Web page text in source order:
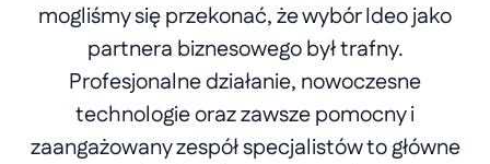
mogliśmy się przekonać, że wybór Ideo jako
partnera biznesowego był trafny.
Profesjonalne działanie, nowoczesne
technologie oraz zawsze pomocny i
zaangażowany zespół specjalistów to główne